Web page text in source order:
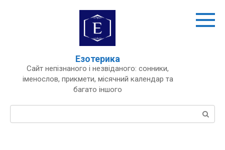
Езотерика
Сайт непізнаного і незвіданого: сонники,
іменослов, прикмети, місячний календар та
багато іншого
Пошук: